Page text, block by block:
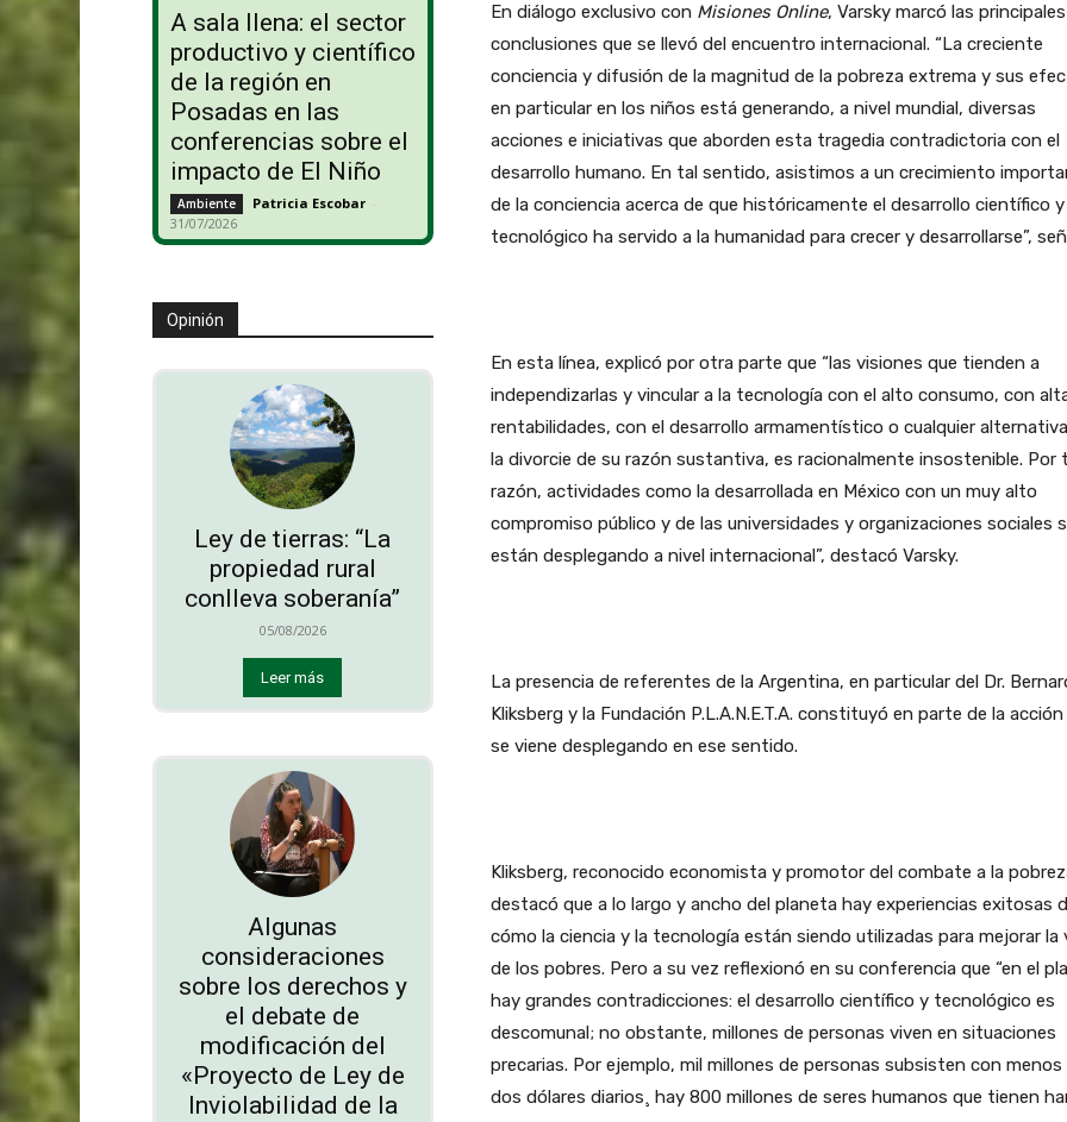
A sala llena: el sector
productivo y científico
de la región en
Posadas en las
conferencias sobre el
impacto de El Niño
Ambiente Patricia Escobar -
31/07/2026
Opinión
Ley de tierras: “La
propiedad rural
conlleva soberanía”
05/08/2026
Leer más
Algunas
consideraciones
sobre los derechos y
el debate de
modificación del
«Proyecto de Ley de
Inviolabilidad de la
En diálogo exclusivo conMisiones Online, Varsky marcó las principales
conclusiones que se llevó del encuentro internacional. “La creciente
conciencia y difusión de la magnitud de la pobreza extrema y sus
en particular en los niños está generando, a nivel mundial, diversas
acciones e iniciativas que aborden esta tragedia contradictoria con el
desarrollo humano. En tal sentido, asistimos a un crecimiento
de la conciencia acerca de que históricamente el desarrollo científico y
tecnológico ha servido a la humanidad para crecer y desarrollarse”,
En esta línea, explicó por otra parte que “las visiones que tienden a
independizarlas y vincular a la tecnología con el alto consumo, con
rentabilidades, con el desarrollo armamentístico o cualquier
la divorcie de su razón sustantiva, es racionalmente insostenible. Por
razón, actividades como la desarrollada en México con un muy alto
compromiso público y de las universidades y organizaciones sociales
están desplegando a nivel internacional”, destacó Varsky.
La presencia de referentes de la Argentina, en particular del Dr.
Kliksberg y la Fundación P.L.A.N.E.T.A. constituyó en parte de la
se viene desplegando en ese sentido.
Kliksberg, reconocido economista y promotor del combate a la
destacó que a lo largo y ancho del planeta hay experiencias exitosas
cómo la ciencia y la tecnología están siendo utilizadas para mejorar la
de los pobres. Pero a su vez reflexionó en su conferencia que “en el
hay grandes contradicciones: el desarrollo científico y tecnológico es
descomunal; no obstante, millones de personas viven en situaciones
precarias. Por ejemplo, mil millones de personas subsisten con menos
dos dólares diarios¸ hay 800 millones de seres humanos que tienen